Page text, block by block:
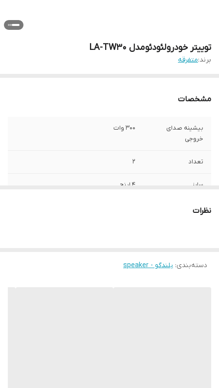
توییتر خودرو لئودئو مدل LA-TW30
برند:متفرقه
مشخصات
بیشینه صدای
خروجی
300 وات
تعداد 2
سایز 4 اینچ
عمق نصبنظرات
دسته‌بندی: بلندگو - speaker